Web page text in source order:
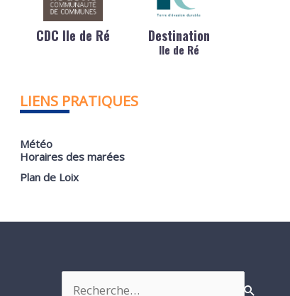
CDC Ile de Ré Destination
Ile de Ré
LIENS PRATIQUES
Météo
Horaires des marées
Plan de Loix